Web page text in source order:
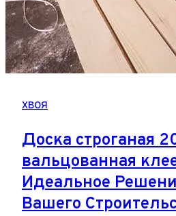
хвоя
Доска строганая
вальцованная
Идеальное
Вашего